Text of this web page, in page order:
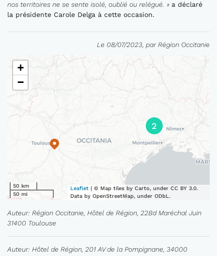
nos territoires ne se sente isolé, oublié ou relégué. » a déclaré
la présidente Carole Delga à cette occasion.
Le 08/07/2023, par Région Occitanie
2
+
−
50 km
50 mi
Leaflet | © Map tiles by Carto, under CC BY 3.0.
Data by OpenStreetMap, under ODbL.
Auteur: Région Occitanie, Hôtel de Région, 22Bd Maréchal Juin
31400 Toulouse
Auteur: Hôtel de Région, 201 AV de la Pompignane, 34000